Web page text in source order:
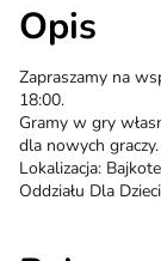
Opis
Zapraszamy na
18:00.
Gramy w gry
dla nowych graczy.
Lokalizacja:
Oddziału Dla